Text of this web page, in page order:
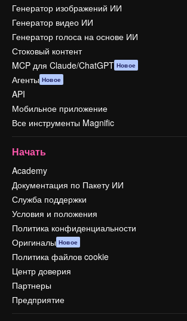
Генератор изображений ИИ
Генератор видео ИИ
Генератор голоса на основе ИИ
Стоковый контент
MCP для Claude/ChatGPT Новое
Агенты Новое
API
Мобильное приложение
Все инструменты Magnific
Начать
Academy
Документация по Пакету ИИ
Служба поддержки
Условия и положения
Политика конфиденциальности
Оригиналы Новое
Политика файлов cookie
Центр доверия
Партнеры
Предприятие